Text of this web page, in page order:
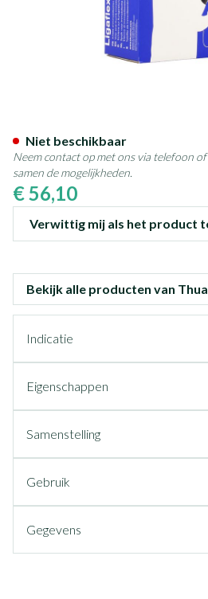
€ 56,10
Verwittig mij als het product
Niet beschikbaar
Neem contact op met ons via telefoon
samen de mogelijkheden.
Bekijk alle producten van
Indicatie
Eigenschappen
Samenstelling
Gebruik
Gegevens